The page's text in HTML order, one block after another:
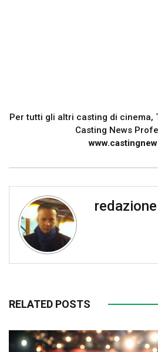
Per tutti gli altri casting di cinema,
Casting News
redazione
RELATED POSTS